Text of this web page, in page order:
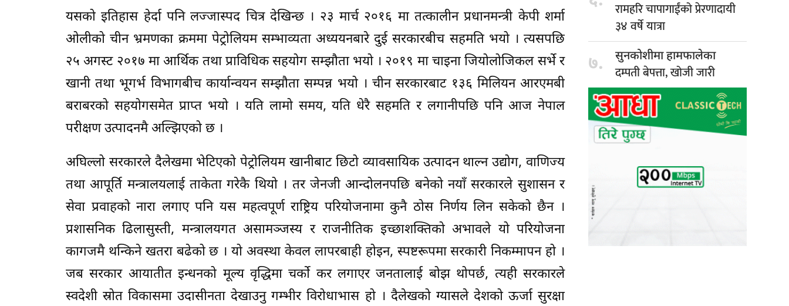
यसको इतिहास हेर्दा पनि लज्जास्पद चित्र देखिन्छ । २३ मार्च २०१६ मा तत्कालीन प्रधानमन्त्री केपी शर्मा
ओलीको चीन भ्रमणका क्रममा पेट्रोलियम सम्भाव्यता अध्ययनबारे दुई सरकारबीच सहमति भयो । त्यसपछि
२५ अगस्ट २०१७ मा आर्थिक तथा प्राविधिक सहयोग सम्झौता भयो । २०१९ मा चाइना जियोलोजिकल सर्भे र
खानी तथा भूगर्भ विभागबीच कार्यान्वयन सम्झौता सम्पन्न भयो । चीन सरकारबाट १३६ मिलियन आरएमबी
बराबरको सहयोगसमेत प्राप्त भयो । यति लामो समय, यति धेरै सहमति र लगानीपछि पनि आज नेपाल
परीक्षण उत्पादनमै अल्झिएको छ ।
अघिल्लो सरकारले दैलेखमा भेटिएको पेट्रोलियम खानीबाट छिटो व्यावसायिक उत्पादन थाल्न उद्योग, वाणिज्य
तथा आपूर्ति मन्त्रालयलाई ताकेता गरेकै थियो । तर जेनजी आन्दोलनपछि बनेको नयाँ सरकारले सुशासन र
सेवा प्रवाहको नारा लगाए पनि यस महत्वपूर्ण राष्ट्रिय परियोजनामा कुनै ठोस निर्णय लिन सकेको छैन ।
प्रशासनिक ढिलासुस्ती, मन्त्रालयगत असामञ्जस्य र राजनीतिक इच्छाशक्तिको अभावले यो परियोजना
कागजमै थन्किने खतरा बढेको छ । यो अवस्था केवल लापरबाही होइन, स्पष्टरूपमा सरकारी निकम्मापन हो ।
जब सरकार आयातीत इन्धनको मूल्य वृद्धिमा चर्को कर लगाएर जनतालाई बोझ थोपर्छ, त्यही सरकारले
स्वदेशी स्रोत विकासमा उदासीनता देखाउनु गम्भीर विरोधाभास हो । दैलेखको ग्यासले देशको ऊर्जा सुरक्षा
रामहरि चापागाईंको प्रेरणादायी
३४ वर्षे यात्रा
७. सुनकोशीमा हामफालेका
दम्पती बेपत्ता, खोजी जारी